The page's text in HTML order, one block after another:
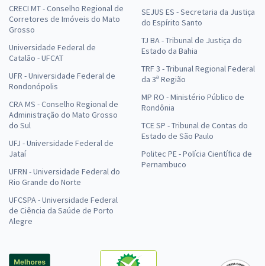
CRECI MT - Conselho Regional de
Corretores de Imóveis do Mato
Grosso
Universidade Federal de
Catalão - UFCAT
UFR - Universidade Federal de
Rondonópolis
CRA MS - Conselho Regional de
Administração do Mato Grosso
do Sul
UFJ - Universidade Federal de
Jataí
UFRN - Universidade Federal do
Rio Grande do Norte
UFCSPA - Universidade Federal
de Ciência da Saúde de Porto
Alegre
SEJUS ES - Secretaria da Justiça
do Espírito Santo
TJ BA - Tribunal de Justiça do
Estado da Bahia
TRF 3 - Tribunal Regional Federal
da 3ª Região
MP RO - Ministério Público de
Rondônia
TCE SP - Tribunal de Contas do
Estado de São Paulo
Politec PE - Polícia Científica de
Pernambuco